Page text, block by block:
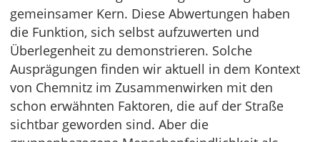
gemeinsamer Kern. Diese Abwertungen haben
die Funktion, sich selbst aufzuwerten und
Überlegenheit zu demonstrieren. Solche
Ausprägungen finden wir aktuell in dem Kontext
von Chemnitz im Zusammenwirken mit den
schon erwähnten Faktoren, die auf der Straße
sichtbar geworden sind. Aber die